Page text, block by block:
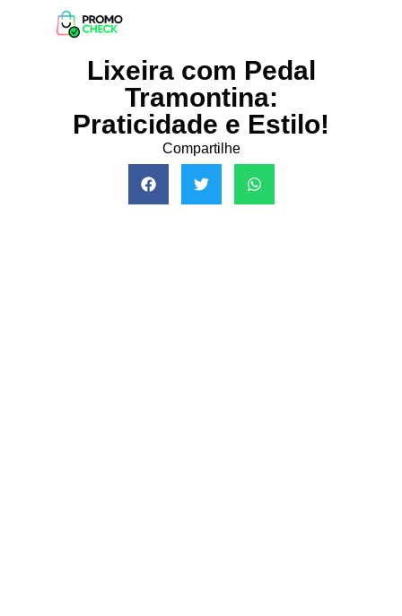
Lixeira com Pedal
Tramontina:
Praticidade e Estilo!
Compartilhe